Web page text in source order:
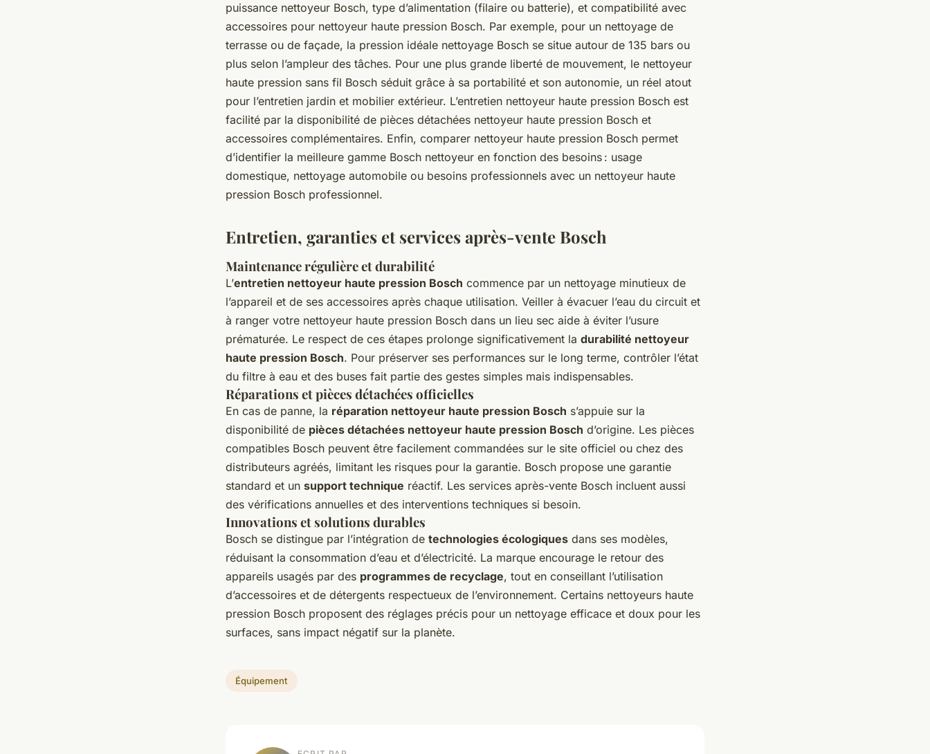
puissance nettoyeur Bosch, type d’alimentation (filaire ou batterie), et compatibilité avec
accessoires pour nettoyeur haute pression Bosch. Par exemple, pour un nettoyage de
terrasse ou de façade, la pression idéale nettoyage Bosch se situe autour de 135 bars ou
plus selon l’ampleur des tâches. Pour une plus grande liberté de mouvement, le nettoyeur
haute pression sans fil Bosch séduit grâce à sa portabilité et son autonomie, un réel atout
pour l’entretien jardin et mobilier extérieur. L’entretien nettoyeur haute pression Bosch est
facilité par la disponibilité de pièces détachées nettoyeur haute pression Bosch et
accessoires complémentaires. Enfin, comparer nettoyeur haute pression Bosch permet
d’identifier la meilleure gamme Bosch nettoyeur en fonction des besoins : usage
domestique, nettoyage automobile ou besoins professionnels avec un nettoyeur haute
pression Bosch professionnel.
Entretien, garanties et services après-vente Bosch
Maintenance régulière et durabilité
L’entretien nettoyeur haute pression Bosch commence par un nettoyage minutieux de
l’appareil et de ses accessoires après chaque utilisation. Veiller à évacuer l’eau du circuit et
à ranger votre nettoyeur haute pression Bosch dans un lieu sec aide à éviter l’usure
prématurée. Le respect de ces étapes prolonge significativement la durabilité nettoyeur
haute pression Bosch. Pour préserver ses performances sur le long terme, contrôler l’état
du filtre à eau et des buses fait partie des gestes simples mais indispensables.
Réparations et pièces détachées officielles
En cas de panne, la réparation nettoyeur haute pression Bosch s’appuie sur la
disponibilité de pièces détachées nettoyeur haute pression Bosch d’origine. Les pièces
compatibles Bosch peuvent être facilement commandées sur le site officiel ou chez des
distributeurs agréés, limitant les risques pour la garantie. Bosch propose une garantie
standard et un support technique réactif. Les services après-vente Bosch incluent aussi
des vérifications annuelles et des interventions techniques si besoin.
Innovations et solutions durables
Bosch se distingue par l’intégration de technologies écologiques dans ses modèles,
réduisant la consommation d’eau et d’électricité. La marque encourage le retour des
appareils usagés par des programmes de recyclage, tout en conseillant l’utilisation
d’accessoires et de détergents respectueux de l’environnement. Certains nettoyeurs haute
pression Bosch proposent des réglages précis pour un nettoyage efficace et doux pour les
surfaces, sans impact négatif sur la planète.
Équipement